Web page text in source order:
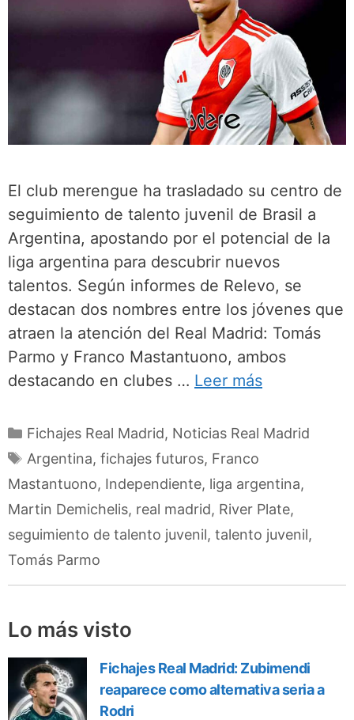
El club merengue ha trasladado su centro de
seguimiento de talento juvenil de Brasil a
Argentina, apostando por el potencial de la
liga argentina para descubrir nuevos
talentos. Según informes de Relevo, se
destacan dos nombres entre los jóvenes que
atraen la atención del Real Madrid: Tomás
Parmo y Franco Mastantuono, ambos
destacando en clubes … Leer más
Categorías
Fichajes Real Madrid, Noticias Real Madrid
Etiquetas
Argentina, fichajes futuros, Franco
Mastantuono, Independiente, liga argentina,
Martin Demichelis, real madrid, River Plate,
seguimiento de talento juvenil, talento juvenil,
Tomás Parmo
Lo más visto
Fichajes Real Madrid: Zubimendi
reaparece como alternativa seria a
Rodri